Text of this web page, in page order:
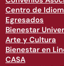
Centro de
Egresados
Bienestar
Arte y Cultura
Bienestar en
CASA